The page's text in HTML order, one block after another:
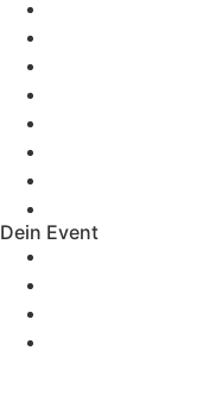
Dein Event